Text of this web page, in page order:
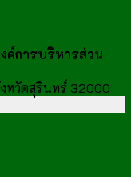
ค์การบริหารส่วน
งหวัดสุรินทร์ 32000